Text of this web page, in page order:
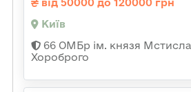
від 50000 до 120000 грн
Київ
66 ОМБр ім. князя
Хороброго